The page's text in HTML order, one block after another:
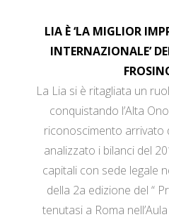
LIA È ‘LA MIGLIOR
INTERNAZIONALE’
La Lia si è ritagliata un
conquistando l’Alta
riconoscimento arrivato
analizzato i bilanci del
capitali con sede legale
della 2a edizione del “
tenutasi a Roma